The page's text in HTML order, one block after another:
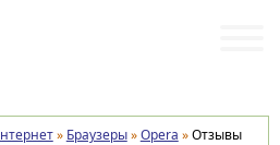
» Браузеры»Opera »Отзывы